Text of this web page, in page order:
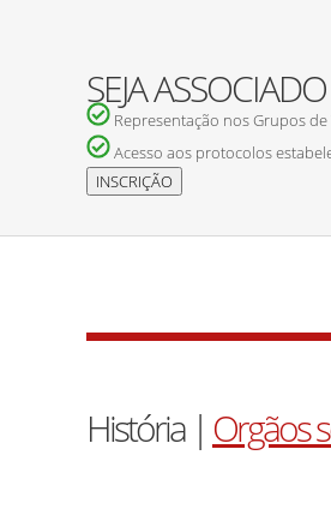
SEJA ASSOCIADO
Representação nos Grupos
Acesso aos protocolos
História | Orgãos